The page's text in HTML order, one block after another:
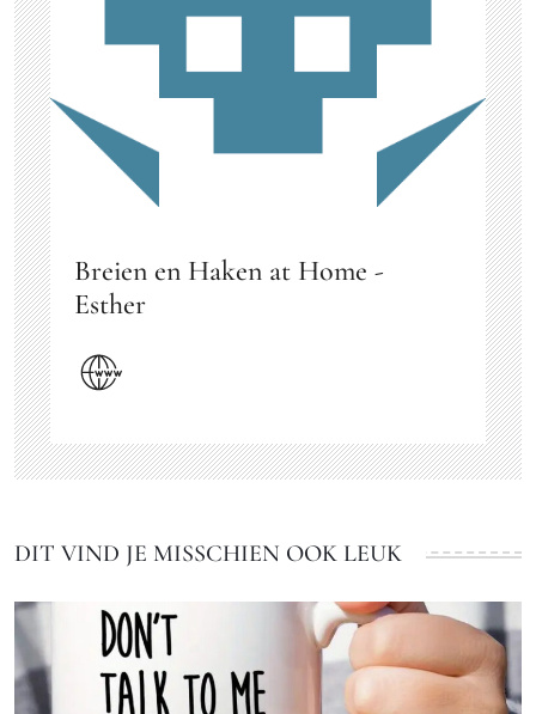
Breien en Haken at Home -
Esther
DIT VIND JE MISSCHIEN OOK LEUK